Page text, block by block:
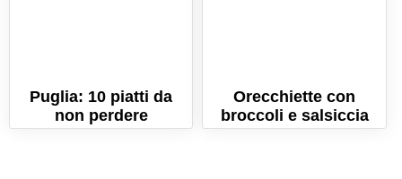
Puglia: 10 piatti da
non perdere
Orecchiette con
broccoli e salsiccia